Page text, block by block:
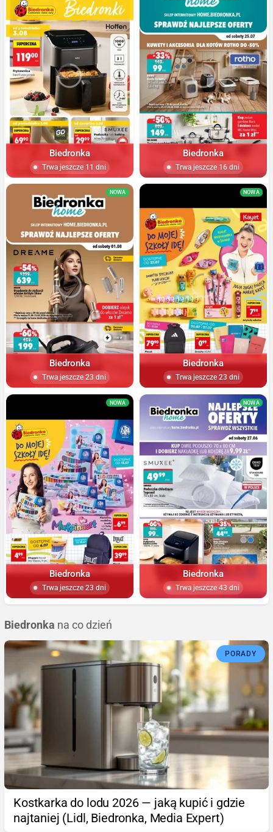
Biedronka
Trwa jeszcze 11 dni
Biedronka
Trwa jeszcze 16 dni
NOWA
Biedronka
Trwa jeszcze 23 dni
NOWA
Biedronka
Trwa jeszcze 23 dni
NOWA
Biedronka
Trwa jeszcze 23 dni
NOWA
Biedronka
Trwa jeszcze 43 dni
Biedronka na co dzień
PORADY
Kostkarka do lodu 2026 — jaką kupić i gdzie
najtaniej (Lidl, Biedronka, Media Expert)